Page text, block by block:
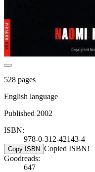
528 pages
English language
Published 2002
ISBN:
978-0-312-42143-4
Copy ISBN Copied ISBN!
Goodreads:
647